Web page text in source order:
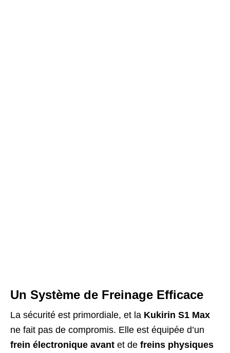
Un Système de Freinage Efficace
La sécurité est primordiale, et la Kukirin S1 Max
ne fait pas de compromis. Elle est équipée d’un
frein électronique avant et de freins physiques